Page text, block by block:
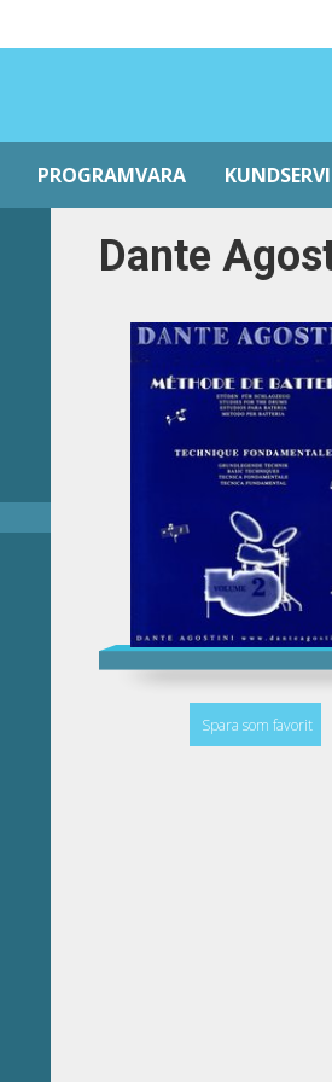
PROGRAMVARA
Dante
Spara som favorit